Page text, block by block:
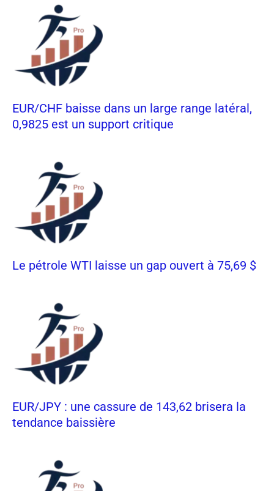
EUR/CHF baisse dans un large range latéral,
0,9825 est un support critique
Le pétrole WTI laisse un gap ouvert à 75,69 $
EUR/JPY : une cassure de 143,62 brisera la
tendance baissière